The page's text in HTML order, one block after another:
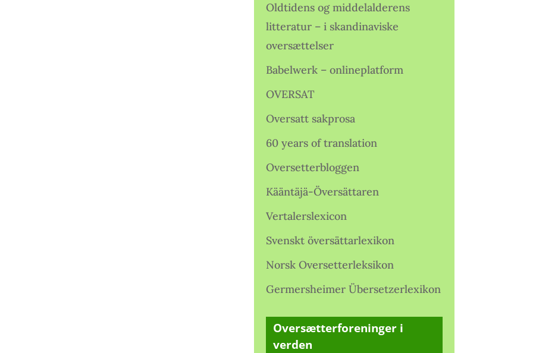
Oldtidens og middelalderens
litteratur – i skandinaviske
oversættelser
Babelwerk – onlineplatform
OVERSAT
Oversatt sakprosa
60 years of translation
Oversetterbloggen
Kääntäjä-Översättaren
Vertalerslexicon
Svenskt översättarlexikon
Norsk Oversetterleksikon
Germersheimer Übersetzerlexikon
Oversætterforeninger i
verden